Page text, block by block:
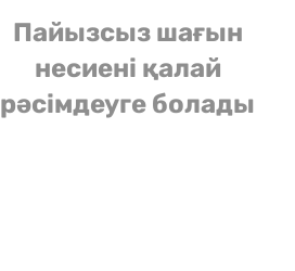
Пайызсыз шағын
несиені қалай
рәсімдеуге болады